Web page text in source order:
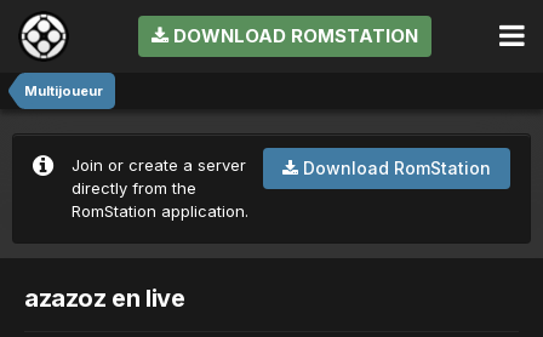
DOWNLOAD ROMSTATION
Multijoueur
Download RomStation
Join or create a server
directly from the
RomStation application.
azazoz en live